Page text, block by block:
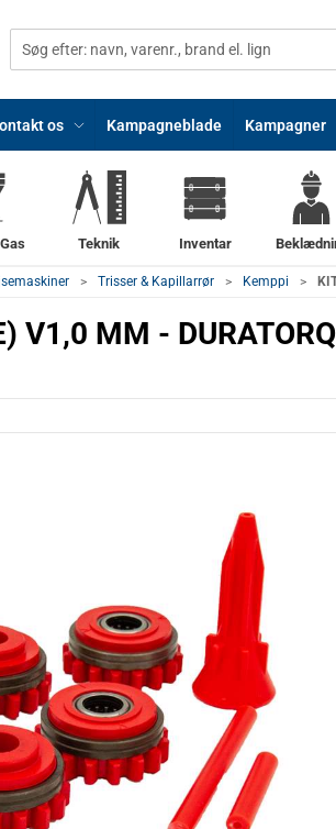
os Kampagneblade Kampagner
Teknik Inventar
Trisser & Kapillarrør Kemppi
V1,0 MM -